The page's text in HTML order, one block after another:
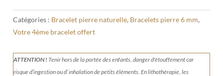
Catégories : Bracelet pierre naturelle, Bracelets pierre 6 mm,
Votre 4ème bracelet offert
ATTENTION !Tenirhors de la portée des enfants, danger d'étouffement car
risque d’ingestion ou d’ inhalation de petits éléments.En lithothérapie, les